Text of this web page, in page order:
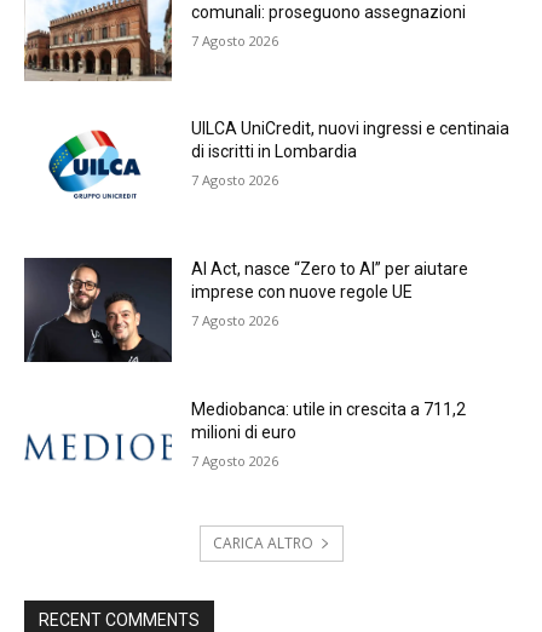
comunali: proseguono assegnazioni
7 Agosto 2026
UILCA UniCredit, nuovi ingressi e centinaia
di iscritti in Lombardia
7 Agosto 2026
AI Act, nasce “Zero to AI” per aiutare
imprese con nuove regole UE
7 Agosto 2026
Mediobanca: utile in crescita a 711,2
milioni di euro
7 Agosto 2026
CARICA ALTRO
RECENT COMMENTS